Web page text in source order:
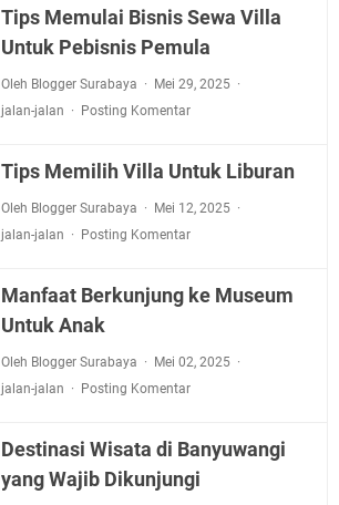
Tips Memulai Bisnis Sewa Villa
Untuk Pebisnis Pemula
Oleh Blogger Surabaya
Mei 29, 2025
jalan-jalan
Posting Komentar
Tips Memilih Villa Untuk Liburan
Oleh Blogger Surabaya
Mei 12, 2025
jalan-jalan
Posting Komentar
Manfaat Berkunjung ke Museum
Untuk Anak
Oleh Blogger Surabaya
Mei 02, 2025
jalan-jalan
Posting Komentar
Destinasi Wisata di Banyuwangi
yang Wajib Dikunjungi